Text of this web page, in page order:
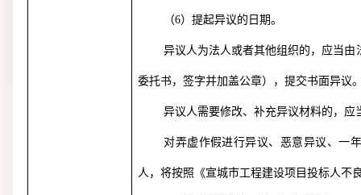
（6）提起异议的日期。
异议人为法人或者其他组织的，应当
委托书，签字并加盖公章），提交书面异议
异议人需要修改、补充异议材料的，
对弄虚作假进行异议、恶意异议、一
人，将按照《宣城市工程建设项目投标人不